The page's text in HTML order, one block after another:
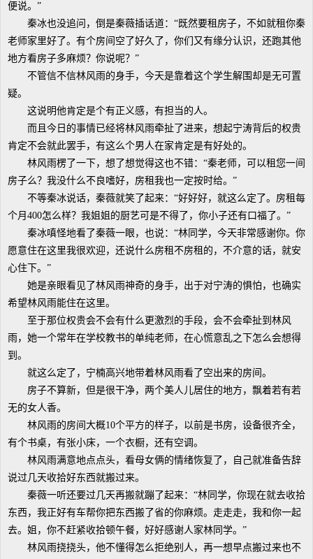
便说。”
秦冰也没追问，倒是秦薇插话道：“既然要租房子，不如就租你秦
老师家里好了。有个房间空了好久了，你们又有缘分认识，还跑其他
地方看房子多麻烦？你说呢？”
不管信不信林风雨的身手，今天是靠着这个学生解围却是无可置
疑。
这说明他肯定是个有正义感，有担当的人。
而且今日的事情已经将林风雨牵扯了进来，想起宁涛背后的权贵
肯定不会就此罢手，有这么个男人在家肯定是有好处的。
林风雨楞了一下，想了想觉得这也不错：“秦老师，可以租您一间
房子么？我没什么不良嗜好，房租我也一定按时给。”
不等秦冰说话，秦薇就笑了起来：“好好好，就这么定了。房租每
个月400怎么样？我姐姐的厨艺可是不得了，你小子还有口福了。”
秦冰嗔怪地看了秦薇一眼，也说：“林同学，今天非常感谢你。你
愿意住在这里我很欢迎，还说什么房租不房租的，不介意的话，就安
心住下。”
她是亲眼看见了林风雨神奇的身手，出于对宁涛的惧怕，也确实
希望林风雨能住在这里。
至于那位权贵会不会有什么更激烈的手段，会不会牵扯到林风
雨，她一个常年在学校教书的单纯老师，在心慌意乱之下怎么会想得
到。
就这么定了，宁楠高兴地带着林风雨看了空出来的房间。
房子不算新，但是很干净，两个美人儿居住的地方，飘着若有若
无的女人香。
林风雨的房间大概10个平方的样子，以前是书房，设备很齐全，
有个书桌，有张小床，一个衣橱，还有空调。
林风雨满意地点点头，看母女俩的情绪恢复了，自己就准备告辞
说过几天收拾好东西就搬过来。
秦薇一听还要过几天再搬就蹦了起来：“林同学，你现在就去收拾
东西，我正好有车帮你把东西搬了省的你麻烦。走走走，我和你一起
去。姐，你不赶紧收拾顿午餐，好好感谢人家林同学。”
林风雨挠挠头，他不懂得怎么拒绝别人，再一想早点搬过来也不